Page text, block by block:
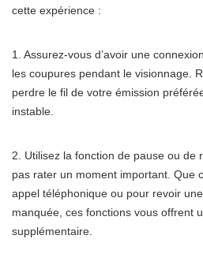
cette expérience :
1. Assurez-vous d’avoir une
les coupures pendant le visionnage.
perdre le fil de votre émission
instable.
2. Utilisez la fonction de pause ou de
pas rater un moment important. Que
appel téléphonique ou pour revoir
manquée, ces fonctions vous offrent
supplémentaire.